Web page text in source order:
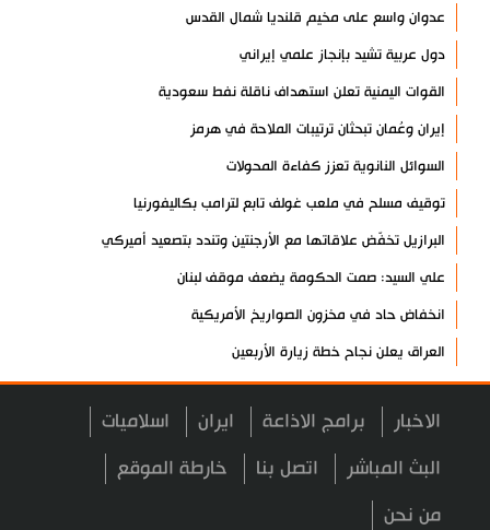
عدوان واسع على مخيم قلنديا شمال القدس
دول عربية تشيد بإنجاز علمي إيراني
القوات اليمنية تعلن استهداف ناقلة نفط سعودية
إيران وعُمان تبحثان ترتيبات الملاحة في هرمز
السوائل النانوية تعزز كفاءة المحولات
توقيف مسلح في ملعب غولف تابع لترامب بكاليفورنيا
البرازيل تخفّض علاقاتها مع الأرجنتين وتندد بتصعيد أميركي
علي السيد: صمت الحكومة يضعف موقف لبنان
انخفاض حاد في مخزون الصواريخ الأمريكية
العراق يعلن نجاح خطة زيارة الأربعين
رضائي: إيران جاهزة للدفاع عن سيادتها
رئيس بلدية طهران يلتقي مع متولي العتبة الحسينية ومحافظ كربلاء
تقرير مصور.. مراسم عزاء الأربعين بجوار مكان استشهاد الإمام
الاخبار برامج الاذاعة ايران اسلاميات
البث المباشر اتصل بنا خارطة الموقع
من نحن